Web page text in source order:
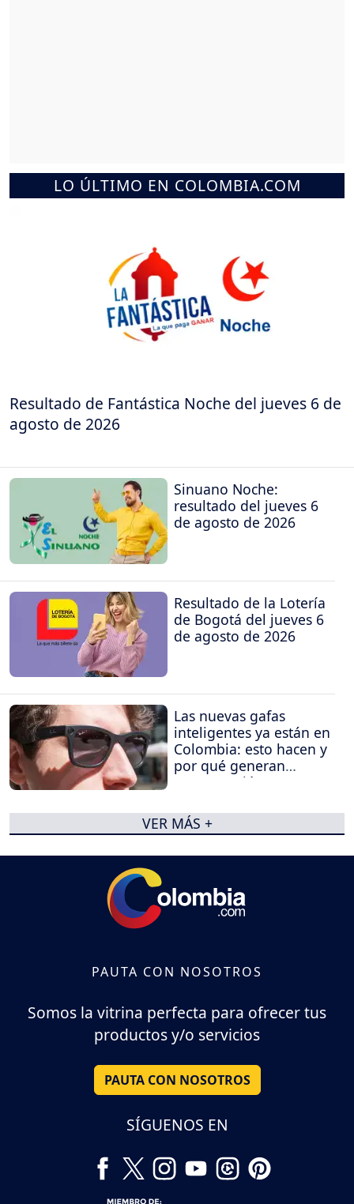
LO ÚLTIMO EN COLOMBIA.COM
Resultado de Fantástica Noche del jueves 6 de
agosto de 2026
Sinuano Noche:
resultado del jueves 6
de agosto de 2026
Resultado de la Lotería
de Bogotá del jueves 6
de agosto de 2026
Las nuevas gafas
inteligentes ya están en
Colombia: esto hacen y
por qué generan
preocupación
VER MÁS +
PAUTA CON NOSOTROS
Somos la vitrina perfecta para ofrecer tus
productos y/o servicios
PAUTA CON NOSOTROS
SÍGUENOS EN